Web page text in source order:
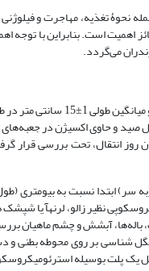
جمله نحوۀ تغذیه، مهاجرت و
اهمیت است. بنابراین با توجه
می‌گردد.
و حاوی اکسیژن در
ابتدا نسبت به بیومتری (طول
باله‌ها، آبشش و چشم
انگل شناسی بر روی
پس از شستشو در داخل یک پلت